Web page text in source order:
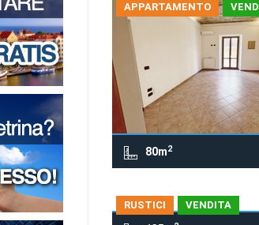
APPARTAMENTO
80m2
RUSTICI VENDITA